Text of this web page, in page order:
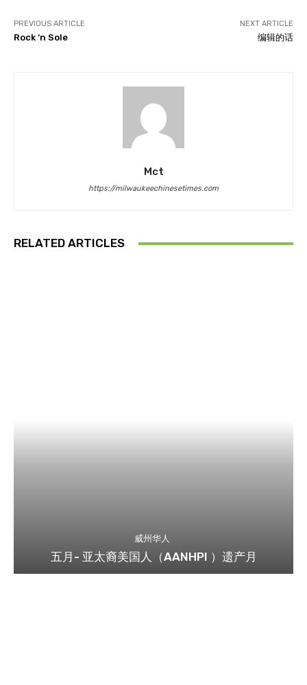
PREVIOUS ARTICLE
Rock ‘n Sole
NEXT ARTICLE
编辑的话
Mct
https://milwaukeechinesetimes.com
RELATED ARTICLES
威州华人
五月- 亚太裔美国人（AANHPI ）遗产月